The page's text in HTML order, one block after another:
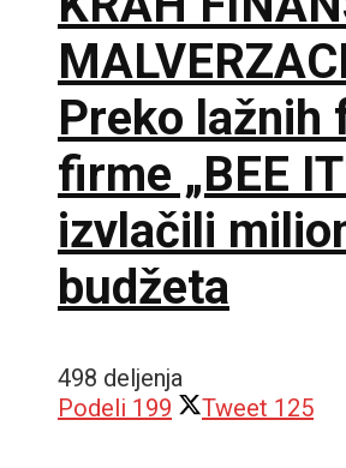
Preko lažnih
firme „BEE
izvlačili
budžeta
498 deljenja
Podeli 199 Tweet 125